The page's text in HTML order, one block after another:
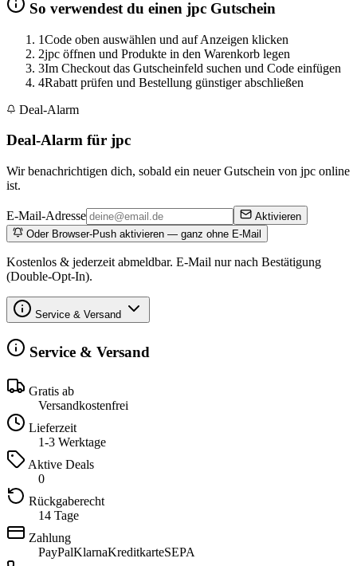
So verwendest du einen jpc Gutschein
1Code oben auswählen und auf Anzeigen klicken
2jpc öffnen und Produkte in den Warenkorb legen
3Im Checkout das Gutscheinfeld suchen und Code einfügen
4Rabatt prüfen und Bestellung günstiger abschließen
Deal-Alarm
Deal-Alarm für jpc
Wir benachrichtigen dich, sobald ein neuer Gutschein von jpc online
ist.
E-Mail-Adresse
Aktivieren
Oder Browser-Push aktivieren — ganz ohne E-Mail
Kostenlos & jederzeit abmeldbar. E-Mail nur nach Bestätigung
(Double-Opt-In).
Service & Versand
Service & Versand
Gratis ab
Versandkostenfrei
Lieferzeit
1-3 Werktage
Aktive Deals
0
Rückgaberecht
14 Tage
Zahlung
PayPalKlarnaKreditkarteSEPA